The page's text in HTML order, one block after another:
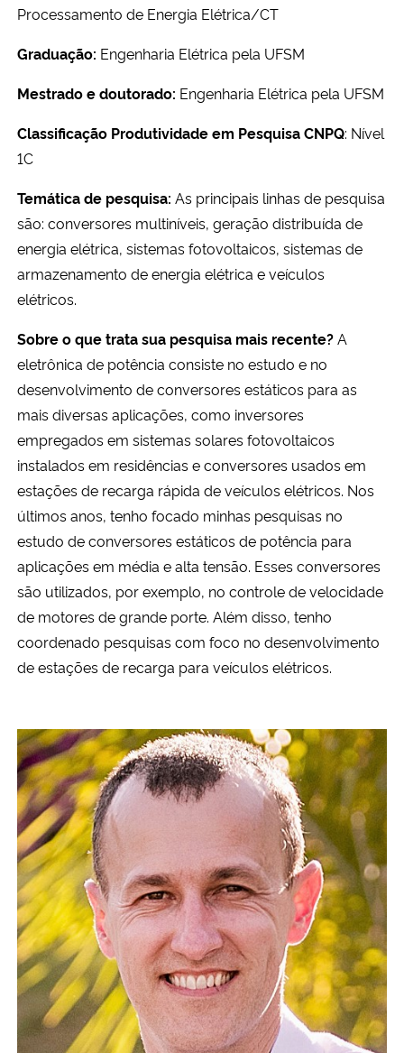
Processamento de Energia Elétrica/CT
Graduação: Engenharia Elétrica pela UFSM
Mestrado e doutorado: Engenharia Elétrica pela UFSM
Classificação Produtividade em Pesquisa CNPQ: Nível
1C
Temática de pesquisa: As principais linhas de pesquisa
são: conversores multiníveis, geração distribuída de
energia elétrica, sistemas fotovoltaicos, sistemas de
armazenamento de energia elétrica e veículos
elétricos.
Sobre o que trata sua pesquisa mais recente?A
eletrônica de potência consiste no estudo e no
desenvolvimento de conversores estáticos para as
mais diversas aplicações, como inversores
empregados em sistemas solares fotovoltaicos
instalados em residências e conversores usados em
estações de recarga rápida de veículos elétricos. Nos
últimos anos, tenho focado minhas pesquisas no
estudo de conversores estáticos de potência para
aplicações em média e alta tensão. Esses conversores
são utilizados, por exemplo, no controle de velocidade
de motores de grande porte. Além disso, tenho
coordenado pesquisas com foco no desenvolvimento
de estações de recarga para veículos elétricos.